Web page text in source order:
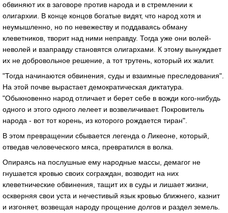
обвиняют их в заговоре против народа и в стремлении к
олигархии. В конце концов богатые видят, что народ хотя и
неумышленно, но по невежеству и поддаваясь обману
клеветников, творит над ними неправду. Тогда уже они волей-
неволей и взаправду становятся олигархами. К этому вынуждает
их не добровольное решение, а тот трутень, который их жалит.
"Тогда начинаются обвинения, суды и взаимные преследования".
На этой почве вырастает демократическая диктатура.
"Обыкновенно народ отличает и берет себе в вожди кого-нибудь
одного и этого одного лелеет и возвеличивает. Покровитель
народа - вот тот корень, из которого рождается тиран".
В этом превращении сбывается легенда о Ликеоне, который,
отведав человеческого мяса, превратился в волка.
Опираясь на послушные ему народные массы, демагог не
гнушается кровью своих сограждан, возводит на них
клеветнические обвинения, тащит их в суды и лишает жизни,
оскверняя свои уста и нечестивый язык кровью ближнего, казнит
и изгоняет, возвещая народу прощение долгов и раздел земель.